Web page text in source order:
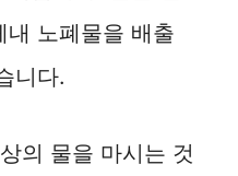
내 노폐물을 배출
니다.
의 물을 마시는 것